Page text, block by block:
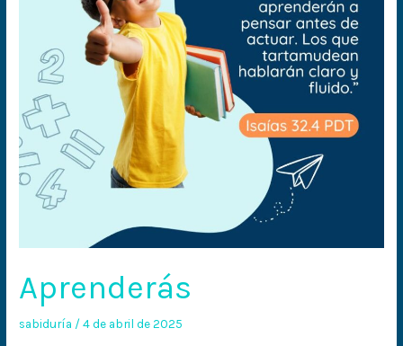
Aprenderás
sabiduría /4 de abril de 2025